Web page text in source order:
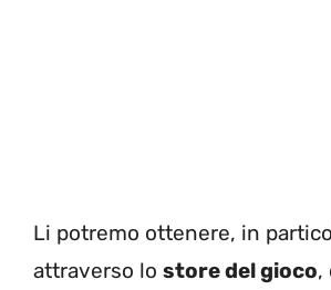
Li potremo ottenere, in
attraverso lo store del gioco,